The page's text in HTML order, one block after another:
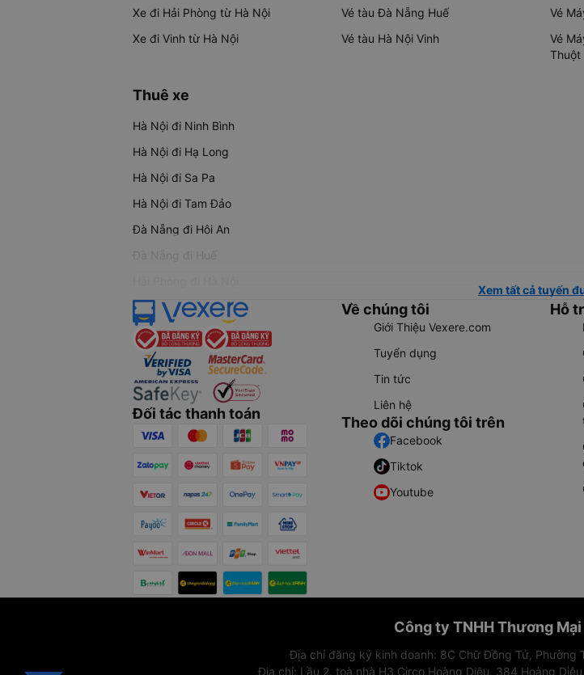
Xe đi Hải Phòng từ Hà Nội
Xe đi Vinh từ Hà Nội
Vé tàu Đà Nẵng Huế
Vé tàu Hà Nội Vinh
Vé
Vé
Thuột
Thuê xe
Hà Nội đi Ninh Bình
Hà Nội đi Hạ Long
Hà Nội đi Sa Pa
Hà Nội đi Tam Đảo
Đà Nẵng đi Hội An
Đà Nẵng đi Huế
Xem tất cả tuyến
Đối tác thanh toán
Về chúng tôi
Giới Thiệu Vexere.com
Tuyển dụng
Tin tức
Liên hệ
Theo dõi chúng tôi trên
Facebook
Tiktok
Youtube
Hỗ
Công ty TNHH Thương
Địa chỉ đăng ký kinh doanh: 8C Chữ Đồng Tử, Phường
Địa chỉ: Lầu 2, toà nhà H3 Circo Hoàng Diệu, 384 Hoàng